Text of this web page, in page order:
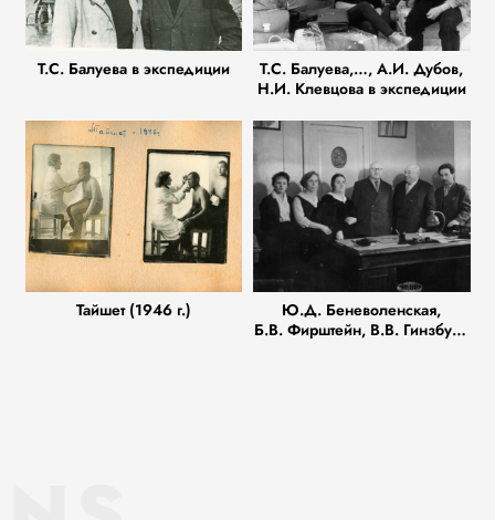
Т.С. Балуева в экспедиции
Т.С. Балуева,…, А.И. Дубов,
Н.И. Клевцова в экспедиции
Тайшет (1946 г.)
Ю.Д. Беневоленская,
Б.В. Фирштейн, В.В. Гинзбург,